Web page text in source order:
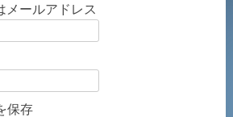
メールアドレス
保存